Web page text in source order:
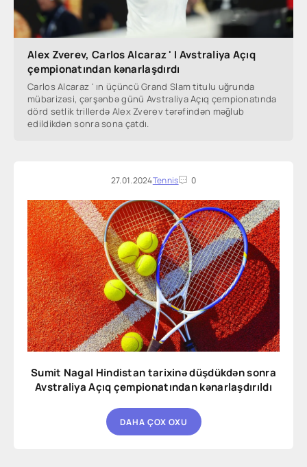
Alex Zverev, Carlos Alcaraz ' I Avstraliya Açıq
çempionatından kənarlaşdırdı
Carlos Alcaraz ' ın üçüncü Grand Slam titulu uğrunda
mübarizəsi, çərşənbə günü Avstraliya Açıq çempionatında
dörd setlik trillerdə Alex Zverev tərəfindən məğlub
edildikdən sonra sona çatdı.
27.01.2024Tennis 0
Sumit Nagal Hindistan tarixinə düşdükdən sonra
Avstraliya Açıq çempionatından kənarlaşdırıldı
DAHA ÇOX OXU